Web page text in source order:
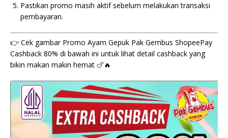
Pastikan promo masih aktif sebelum melakukan transaksi
pembayaran.
👉 Cek gambar Promo Ayam Gepuk Pak Gembus ShopeePay
Cashback 80% di bawah ini untuk lihat detail cashback yang
bikin makan makin hemat 🍗🔥